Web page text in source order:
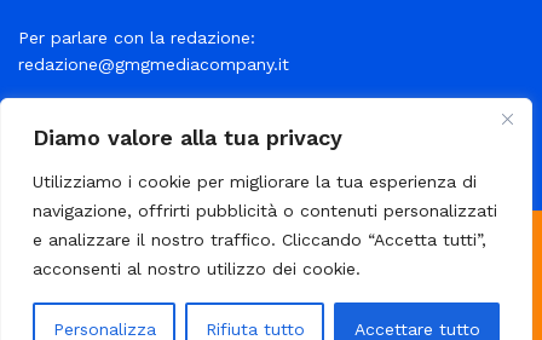
Diamo valore alla tua privacy
Utilizziamo i cookie per migliorare la tua esperienza di
navigazione, offrirti pubblicità o contenuti personalizzati
e analizzare il nostro traffico. Cliccando “Accetta tutti”,
acconsenti al nostro utilizzo dei cookie.
Personalizza Rifiuta tutto Accettare tutto
Per parlare con la redazione:
redazione@gmgmediacompany.it
03234710642 | C.F: MSSGLC89D15L483O | REA: AV - 313130 | Domicilio
digitale: gmgmediacompany@pec.it